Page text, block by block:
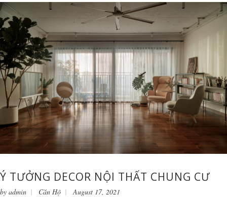
Ý TƯỞNG DECOR NỘI THẤT CHUNG CƯ
by admin Căn Hộ August 17, 2021